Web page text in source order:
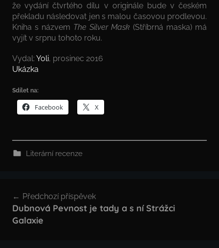
že vydání čtvrtého dílu v originále bude v českém
překladu následovat jen s malou časovou prodlevou.
Kniha s názvem The Silver Mask (Stříbrná maska) má
vyjít v srpnu tohoto roku.
Vydal: Yoli, prosinec 2016
Ukázka
Sdílet na:
Facebook X
Literární recenze
pro
příspěvek
Předchozí příspěvek
Dubnová Pevnost je tady a s ní Strážci
Galaxie